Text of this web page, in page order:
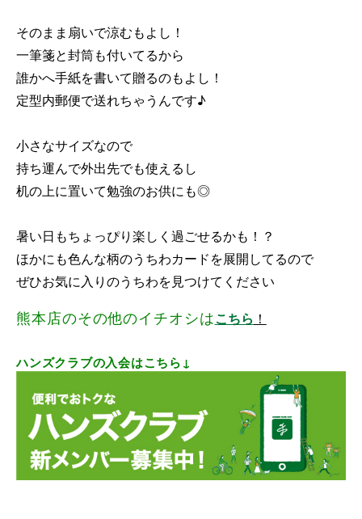
そのまま扇いで涼むもよし！
一筆箋と封筒も付いてるから
誰かへ手紙を書いて贈るのもよし！
定型内郵便で送れちゃうんです♪
小さなサイズなので
持ち運んで外出先でも使えるし
机の上に置いて勉強のお供にも◎
暑い日もちょっぴり楽しく過ごせるかも！？
ほかにも色んな柄のうちわカードを展開してるので
ぜひお気に入りのうちわを見つけてください
熊本店のその他のイチオシはこちら ！
ハンズクラブの入会はこちら↓